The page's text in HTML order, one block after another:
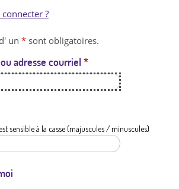
t
a
t
i
?
un * sont obligatoires.
adresse courriel *
sensible à la casse (majuscules / minuscules)